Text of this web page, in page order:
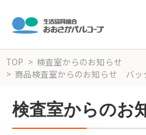
TOP
検査室からのお知らせ
商品検査室からのお知らせ バッ
検査室からのお